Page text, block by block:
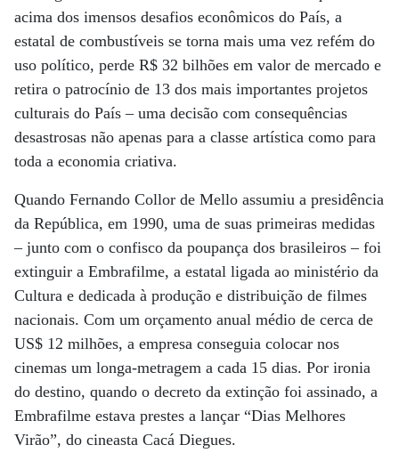
acima dos imensos desafios econômicos do País, a
estatal de combustíveis se torna mais uma vez refém do
uso político, perde R$ 32 bilhões em valor de mercado e
retira o patrocínio de 13 dos mais importantes projetos
culturais do País – uma decisão com consequências
desastrosas não apenas para a classe artística como para
toda a economia criativa.
Quando Fernando Collor de Mello assumiu a presidência
da República, em 1990, uma de suas primeiras medidas
– junto com o confisco da poupança dos brasileiros – foi
extinguir a Embrafilme, a estatal ligada ao ministério da
Cultura e dedicada à produção e distribuição de filmes
nacionais. Com um orçamento anual médio de cerca de
US$ 12 milhões, a empresa conseguia colocar nos
cinemas um longa-metragem a cada 15 dias. Por ironia
do destino, quando o decreto da extinção foi assinado, a
Embrafilme estava prestes a lançar “Dias Melhores
Virão”, do cineasta Cacá Diegues.